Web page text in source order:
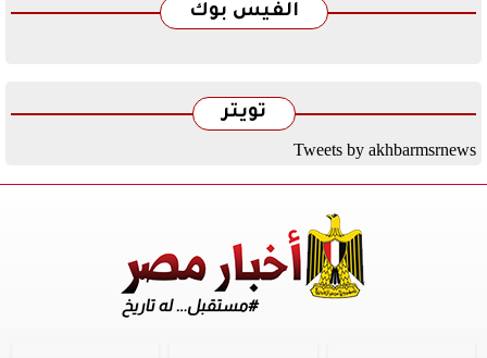
الفيس بوك
تويتر
Tweets by akhbarmsrnews